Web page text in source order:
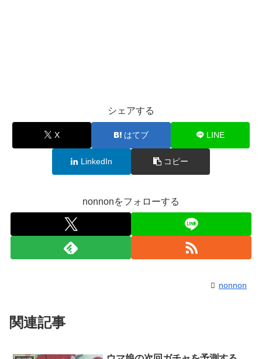
シェアする
X はてブ LINE
LinkedIn コピー
nonnonをフォローする
nonnon
関連記事